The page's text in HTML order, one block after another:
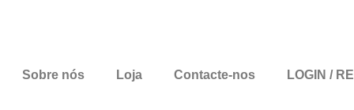
Sobre nós Loja Contacte-nos LOGIN /